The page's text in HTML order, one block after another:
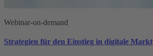
Webinar-on-demand
Strategien für den Einstieg in digitale